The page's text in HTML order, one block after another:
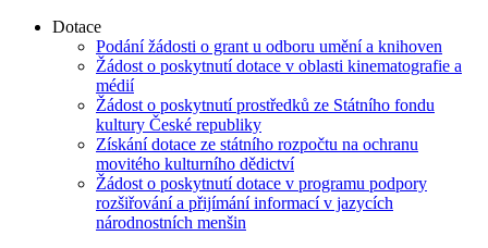
Dotace
Podání žádosti o grant u odboru umění a knihoven
Žádost o poskytnutí dotace v oblasti kinematografie a
médií
Žádost o poskytnutí prostředků ze Státního fondu
kultury České republiky
Získání dotace ze státního rozpočtu na ochranu
movitého kulturního dědictví
Žádost o poskytnutí dotace v programu podpory
rozšiřování a přijímání informací v jazycích
národnostních menšin